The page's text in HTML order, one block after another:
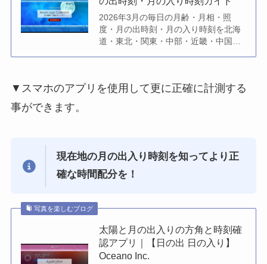
2026年3月の毎日の月齢・月相・照
度・月の出時刻・月の入り時刻を北海
道・東北・関東・中部・近畿・中国・
▼スマホのアプリを使用して更に正確に計測する
事ができます。
現在地の月の出入り時刻を知ってより正
確な時間配分を！
写真を楽しむブログ
太陽と月の出入りの方角と時刻確
認アプリ｜【日の出 日の入り】
Oceano Inc.